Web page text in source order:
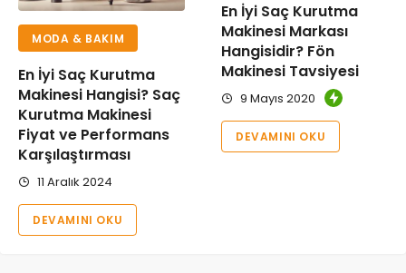
MODA & BAKIM
En İyi Saç Kurutma
Makinesi Hangisi? Saç
Kurutma Makinesi
Fiyat ve Performans
Karşılaştırması
11 Aralık 2024
DEVAMINI OKU
En İyi Saç Kurutma
Makinesi Markası
Hangisidir? Fön
Makinesi Tavsiyesi
9 Mayıs 2020
DEVAMINI OKU